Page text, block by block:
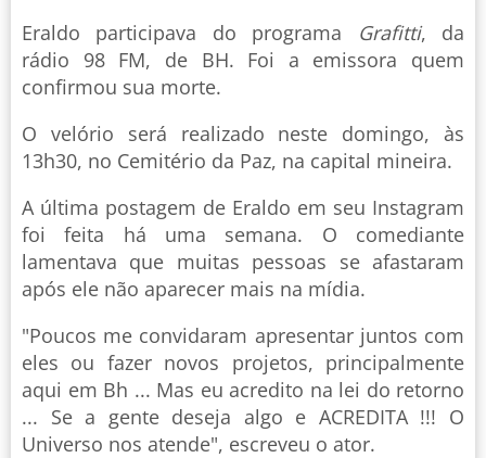
Eraldo participava do programa Grafitti, da
rádio 98 FM, de BH. Foi a emissora quem
confirmou sua morte.
O velório será realizado neste domingo, às
13h30, no Cemitério da Paz, na capital mineira.
A última postagem de Eraldo em seu Instagram
foi feita há uma semana. O comediante
lamentava que muitas pessoas se afastaram
após ele não aparecer mais na mídia.
"Poucos me convidaram apresentar juntos com
eles ou fazer novos projetos, principalmente
aqui em Bh ... Mas eu acredito na lei do retorno
... Se a gente deseja algo e ACREDITA !!! O
Universo nos atende", escreveu o ator.